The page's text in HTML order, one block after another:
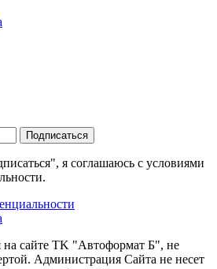
Подписаться
я соглашаюсь с условиями
на сайте TK "Автоформат Б", не
Администрация Сайта не несет